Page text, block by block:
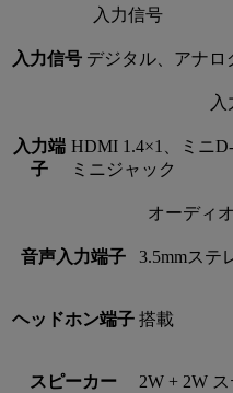
入力信号
入力信号 デジタル、アナロ
入
入力端
子
HDMI 1.4×1、ミニ
ミニジャック
オーディオ
音声入力端子 3.5mmステ
ヘッドホン端子 搭載
スピーカー 2W + 2W